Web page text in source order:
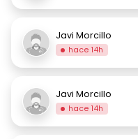
Javi Morcillo
hace 14h
Javi Morcillo
hace 14h